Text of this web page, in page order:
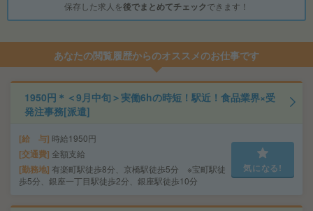
保存した求人を後でまとめてチェックできます！
あなたの閲覧履歴からのオススメのお仕事です
1950円＊＜9月中旬＞実働6hの時短！駅近！食品業界×受
発注事務[派遣]
給 与 時給1950円
交通費 全額支給
勤務地 有楽町駅徒歩8分、京橋駅徒歩5分 ※宝町駅徒
歩5分、銀座一丁目駅徒歩2分、銀座駅徒歩10分
気になる!